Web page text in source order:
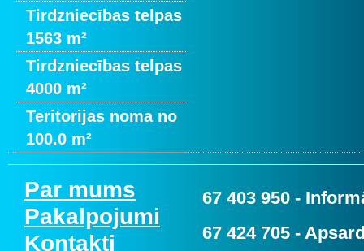
Tirdzniecības telpas
1563 m²
Tirdzniecības telpas
4000 m²
Teritorijas noma no
100.0 m²
Par mums
Pakalpojumi
Kontakti
67 403 950 -
67 424 705 -